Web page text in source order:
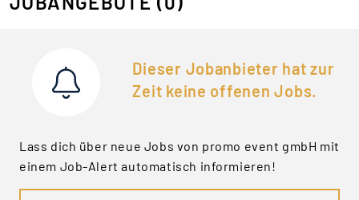
Dieser Jobanbieter hat zur
Zeit keine offenen Jobs.
Lass dich über neue Jobs von promo event gmbH mit
einem Job-Alert automatisch informieren!